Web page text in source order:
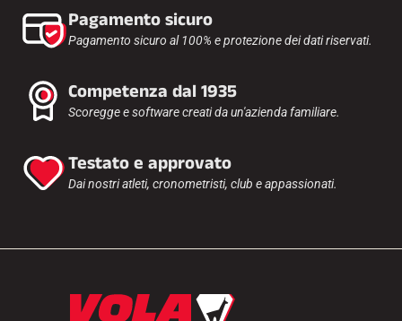
Pagamento sicuro
Pagamento sicuro al 100% e protezione dei dati riservati.
Competenza dal 1935
Scoregge e software creati da un'azienda familiare.
Testato e approvato
Dai nostri atleti, cronometristi, club e appassionati.